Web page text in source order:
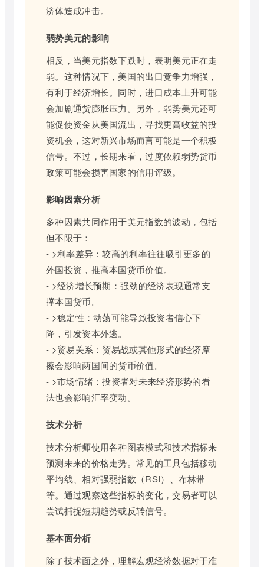
济体造成冲击。
弱势美元的影响
相反，当美元指数下跌时，表明美元正在走
弱。这种情况下，美国的出口竞争力增强，
有利于经济增长。同时，进口成本上升可能
会加剧通货膨胀压力。另外，弱势美元还可
能促使资金从美国流出，寻找更高收益的投
资机会，这对新兴市场而言可能是一个积极
信号。不过，长期来看，过度依赖弱势货币
政策可能会损害国家的信用评级。
影响因素分析
多种因素共同作用于美元指数的波动，包括
但不限于：
- >利率差异：较高的利率往往吸引更多的
外国投资，推高本国货币价值。
- >经济增长预期：强劲的经济表现通常支
撑本国货币。
- >稳定性：动荡可能导致投资者信心下
降，引发资本外逃。
- >贸易关系：贸易战或其他形式的经济摩
擦会影响两国间的货币价值。
- >市场情绪：投资者对未来经济形势的看
法也会影响汇率变动。
技术分析
技术分析师使用各种图表模式和技术指标来
预测未来的价格走势。常见的工具包括移动
平均线、相对强弱指数（RSI）、布林带
等。通过观察这些指标的变化，交易者可以
尝试捕捉短期趋势或反转信号。
基本面分析
除了技术面之外，理解宏观经济数据对于准